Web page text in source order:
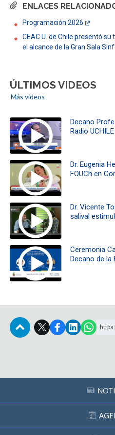
ENLACES
Programación 2026
CEAC U. de Chile presentó
el alcance de la Gran Sala
ÚLTIMOS VIDEOS
Más videos
Decano
Radio UCHILE
Dr. Eugenia
FOUCh en
Dr. Vicente
salival
Ceremonia
Decano de la